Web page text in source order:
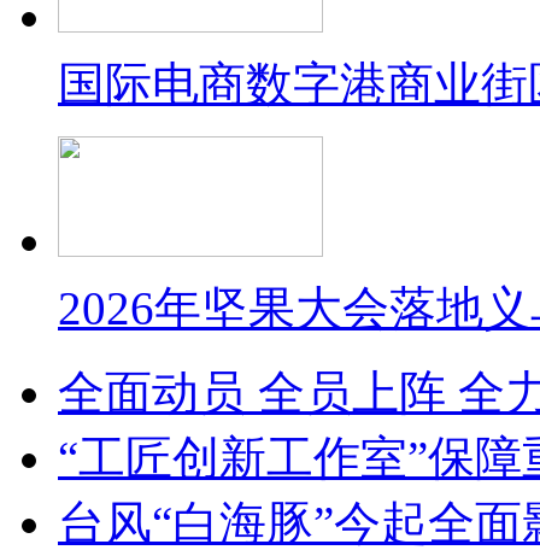
国际电商数字港商业
2026年坚果大会落地
全面动员 全员上阵 全
“工匠创新工作室”保
台风“白海豚”今起全面